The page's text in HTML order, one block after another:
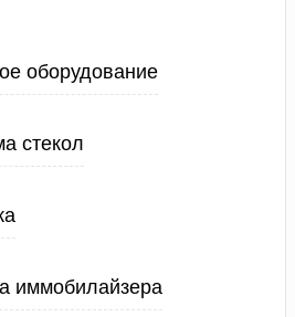
оборудование
стекол
иммобилайзера